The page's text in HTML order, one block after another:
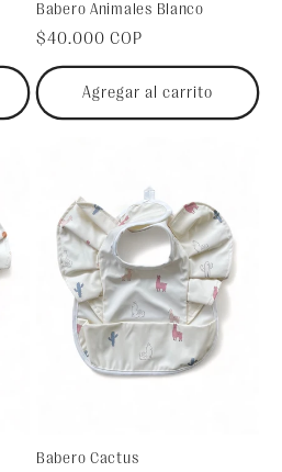
Babero Animales Blanco
Precio
habitual
$40.000 COP
Agregar al carrito
Babero Cactus